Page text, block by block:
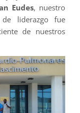
Eudes, nuestro
liderazgo fue
de nuestros